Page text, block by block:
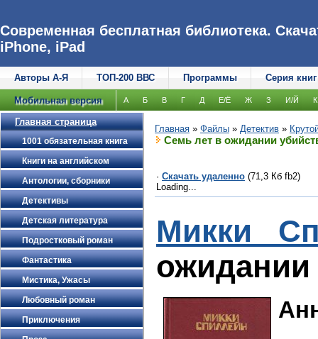
Современная бесплатная библиотека.
iPhone, iPad
Авторы А-Я ТОП-200 ВВС Программы Серия книг
Мобильная версия А Б В Г Д Е/Ё Ж З И/Й К
Главная страница
1001 обязательная книга
Книги на английском
Антологии, сборники
Детективы
Детская литература
Подростковый роман
Фантастика
Мистика, Ужасы
Любовный роман
Приключения
Главная » Файлы » Детектив »
Семь лет в ожидании
· Скачать удаленно (71,3 Кб fb2)
Loading...
Микки
ожидании